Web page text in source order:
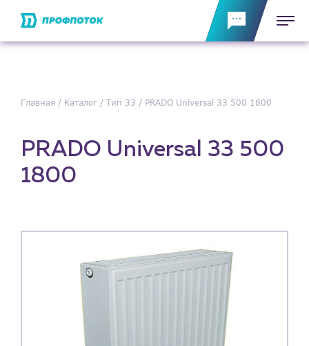
Главная Каталог Тип 33 PRADO Universal 33 500 1800
PRADO Universal 33 500
1800